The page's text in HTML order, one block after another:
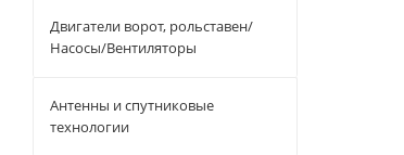
Двигатели ворот, рольставен/
Насосы/Вентиляторы
Антенны и спутниковые
технологии